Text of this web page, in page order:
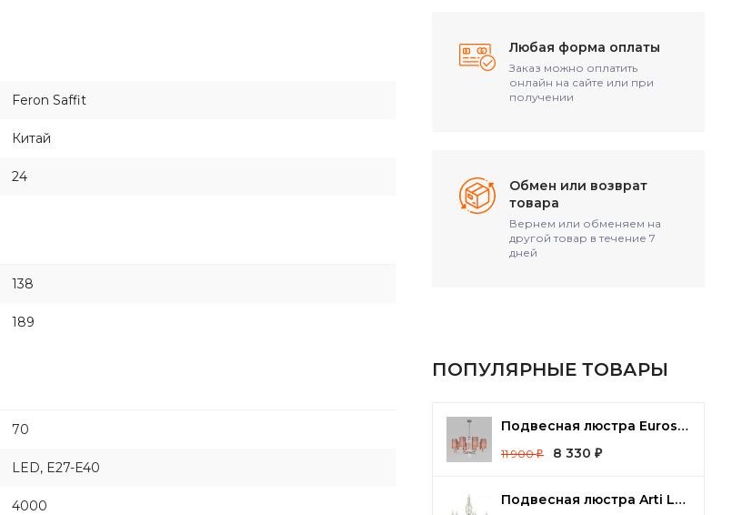
Любая форма оплаты
Заказ можно оплатить
онлайн на сайте или при
получении
Обмен или возврат
товара
Вернем или обменяем на
другой товар в течение 7
дней
ПОПУЛЯРНЫЕ ТОВАРЫ
Подвесная люстра Eurosvet Soffio 60134/8 никель
11 900₽ 8 330 ₽
Подвесная люстра Arti Lampadari Tortora Tortora E 1.1.5 CG
Feron Saffit
Китай
24
138
189
70
LED, E27-E40
4000